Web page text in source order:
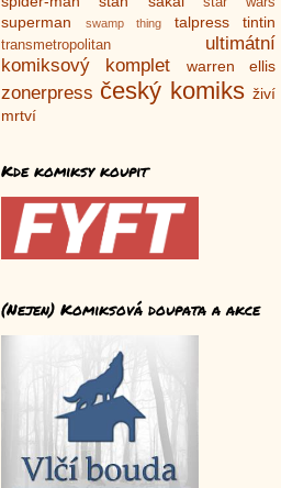
superman swamp thing talpress tintin
transmetropolitan
ultimátní
komiksový komplet
warren ellis
zonerpress český komiks živí
mrtví
Kde komiksy koupit
(Nejen) Komiksová doupata a akce